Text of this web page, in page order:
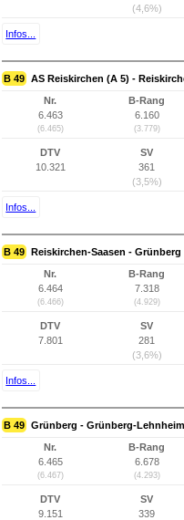
(4,6%)
Infos...
B 49 AS Reiskirchen (A 5) -
Nr.
6.463
(6.465)
B-Rang
6.160
(3.779)
DTV
10.321
SV
361
(3,5%)
Infos...
B 49 Reiskirchen-Saasen - Grünberg
Nr.
6.464
(6.466)
B-Rang
7.318
(4.929)
DTV
7.801
SV
281
(3,6%)
Infos...
B 49 Grünberg - Grünberg-Lehnheim
Nr.
6.465
(6.467)
B-Rang
6.678
(4.293)
DTV
9.151
SV
339